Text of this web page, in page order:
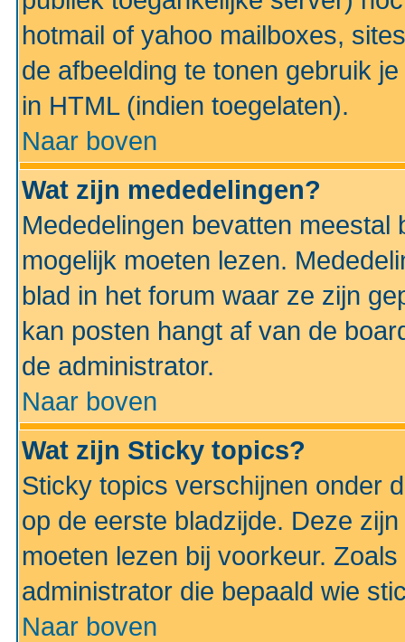
hotmail of yahoo mailboxes,
de afbeelding te tonen gebruik
in HTML (indien toegelaten).
Naar boven
Wat zijn mededelingen?
Mededelingen bevatten
mogelijk moeten lezen.
blad in het forum waar ze zijn
kan posten hangt af van de
de administrator.
Naar boven
Wat zijn Sticky topics?
Sticky topics verschijnen onder
op de eerste bladzijde. Deze
moeten lezen bij voorkeur.
administrator die bepaald wie
Naar boven